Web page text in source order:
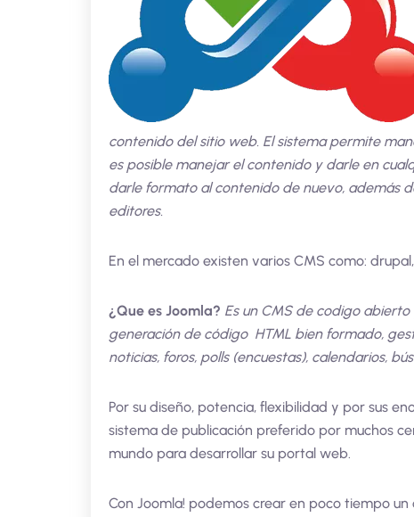
contenido del sitio web. El sistema permite
es posible manejar el contenido y darle en
darle formato al contenido de nuevo, además
editores.
En el mercado existen varios CMS como:
¿Que es Joomla? Es un CMS de codigo
generación de código HTML bien formado,
noticias, foros, polls (encuestas), calendarios,
Por su diseño, potencia, flexibilidad y por sus
sistema de publicación preferido por muchos
mundo para desarrollar su portal web.
Con Joomla! podemos crear en poco tiempo